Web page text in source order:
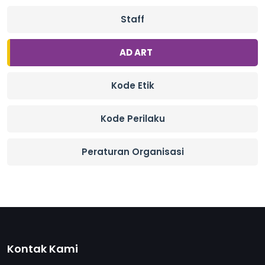
Staff
AD ART
Kode Etik
Kode Perilaku
Peraturan Organisasi
Kontak Kami